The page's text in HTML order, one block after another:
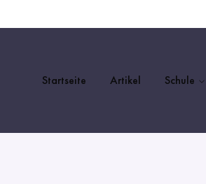
Startseite Artikel Schule